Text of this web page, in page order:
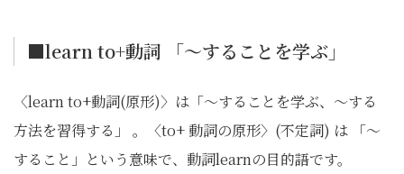
■learn to+動詞 「〜することを学ぶ」
〈learn to+動詞(原形)〉は「〜することを学ぶ、〜する
方法を習得する」 。〈to+ 動詞の原形〉(不定詞) は 「〜
すること」という意味で、動詞learnの目的語です。